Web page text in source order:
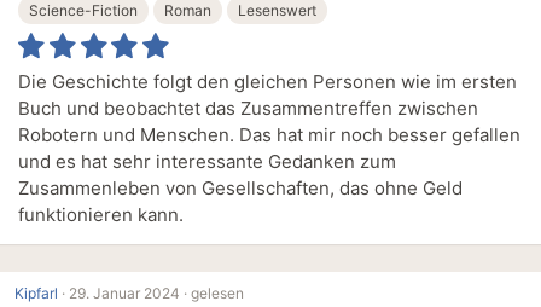
Science-Fiction Roman Lesenswert
Die Geschichte folgt den gleichen Personen wie im ersten
Buch und beobachtet das Zusammentreffen zwischen
Robotern und Menschen. Das hat mir noch besser gefallen
und es hat sehr interessante Gedanken zum
Zusammenleben von Gesellschaften, das ohne Geld
funktionieren kann.
Kipfarl · 29. Januar 2024 · gelesen